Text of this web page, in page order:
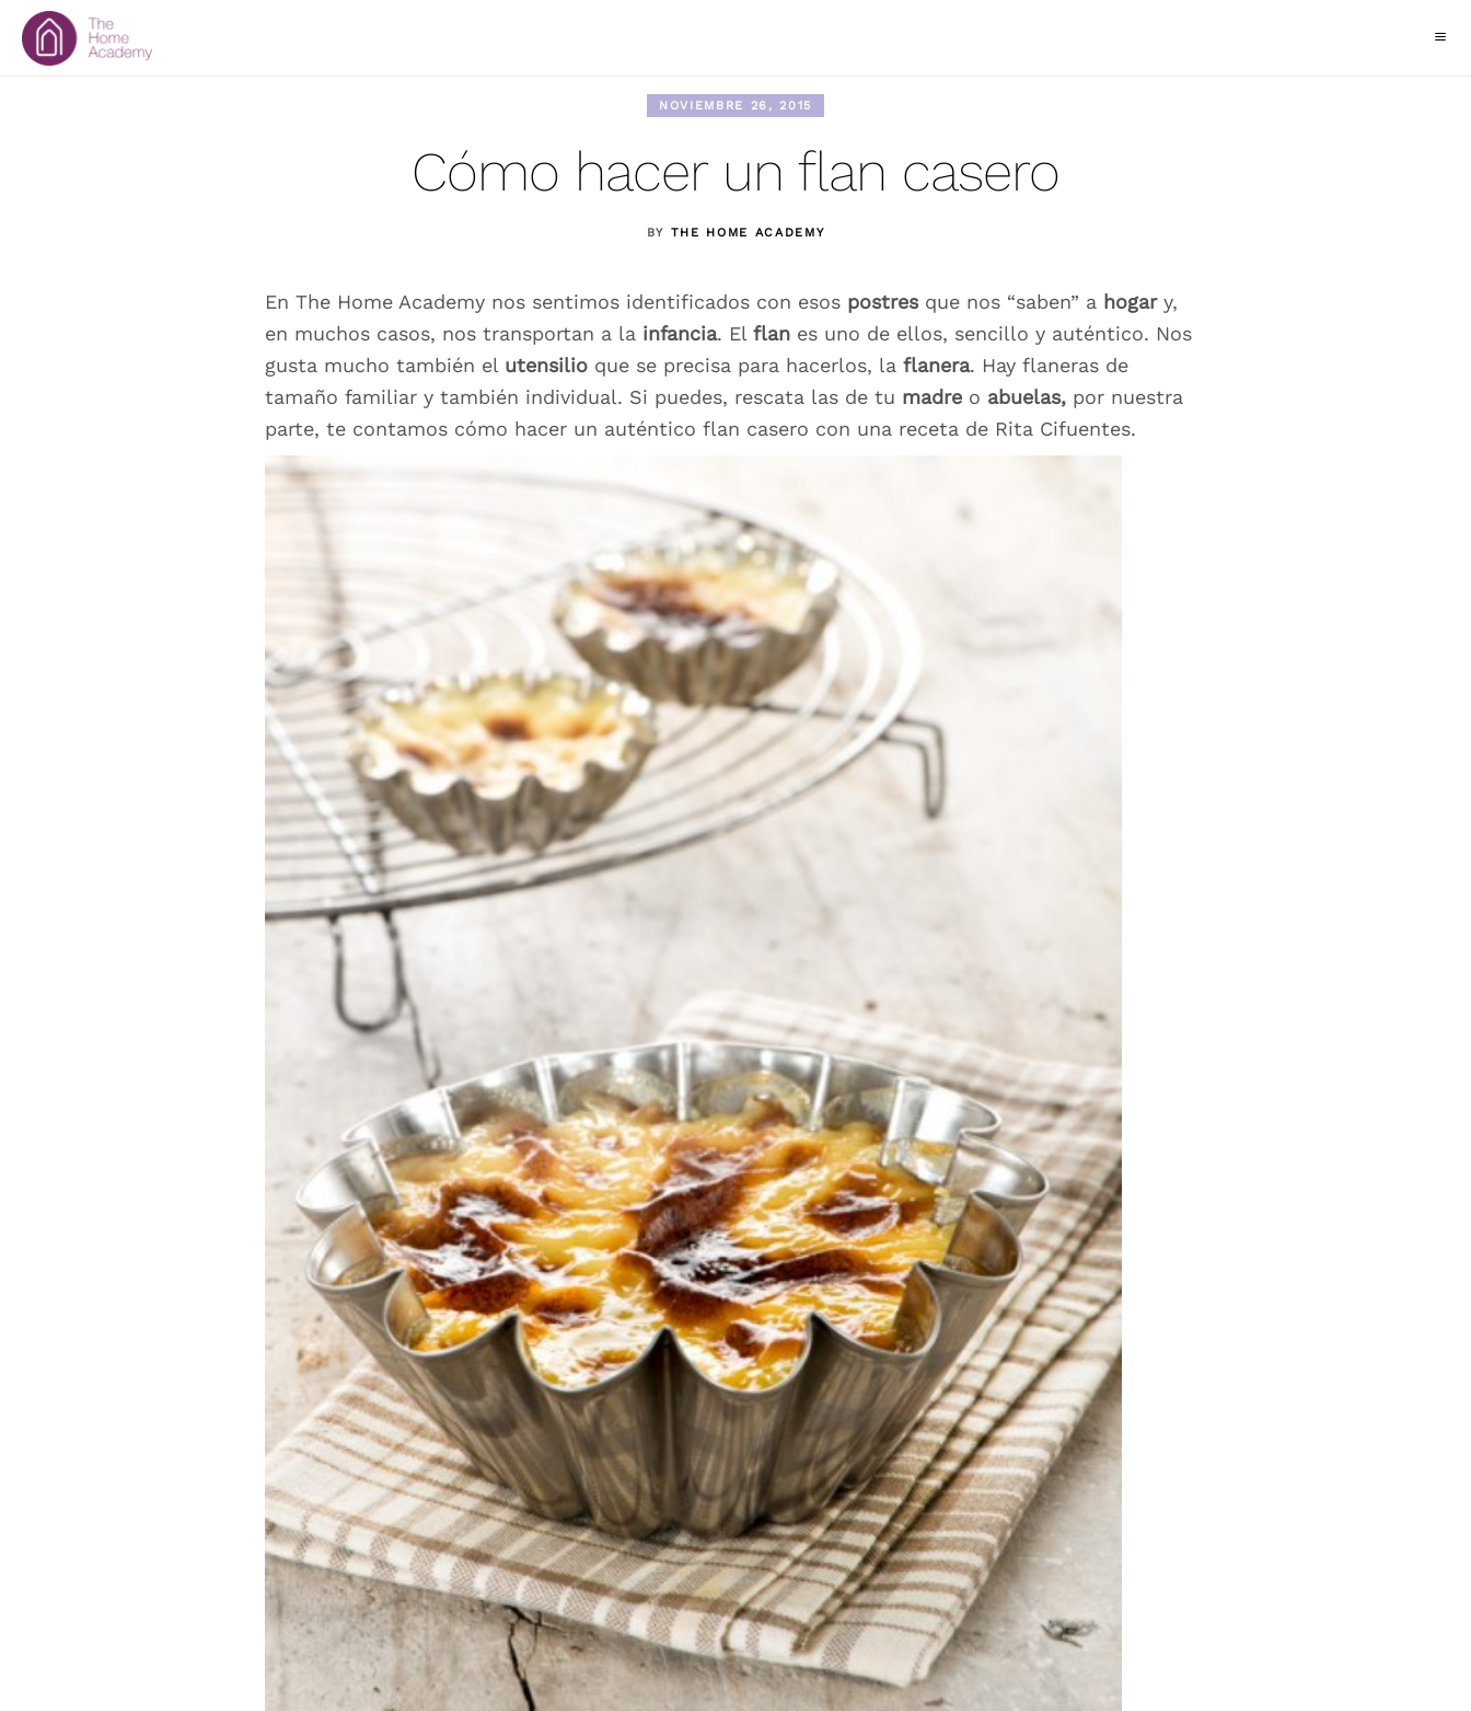
NOVIEMBRE 26, 2015
Cómo hacer un flan casero
BY THE HOME ACADEMY
En The Home Academy nos sentimos identificados con esos postresque nos “saben” a hogary,
en muchos casos, nos transportan a la infancia. El flan es uno de ellos, sencillo y auténtico. Nos
gusta mucho también el utensilio que se precisa para hacerlos, la flanera. Hay flaneras de
tamaño familiar y también individual. Si puedes, rescata las de tu madre o abuelas, por nuestra
parte, te contamos cómo hacer un auténtico flan casero con una receta de Rita Cifuentes.